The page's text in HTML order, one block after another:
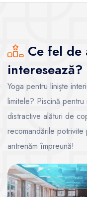
Ce fel
interesează?
Yoga pentru liniște
limitele? Piscină
distractive alături de
recomandările
antrenăm împreună!